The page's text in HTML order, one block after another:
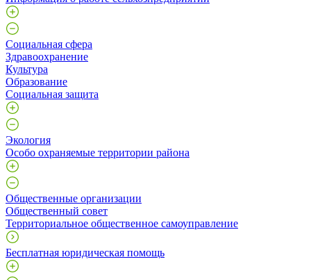
Социальная сфера
Здравоохранение
Культура
Образование
Социальная защита
Экология
Особо охраняемые территории района
Общественные организации
Общественный совет
Территориальное общественное самоуправление
Бесплатная юридическая помощь